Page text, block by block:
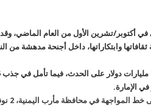
حيث تعرض أكثر من 190 دولة ثقافاتها وابتكاراتها، داخل أجنحة
في الإمارة.